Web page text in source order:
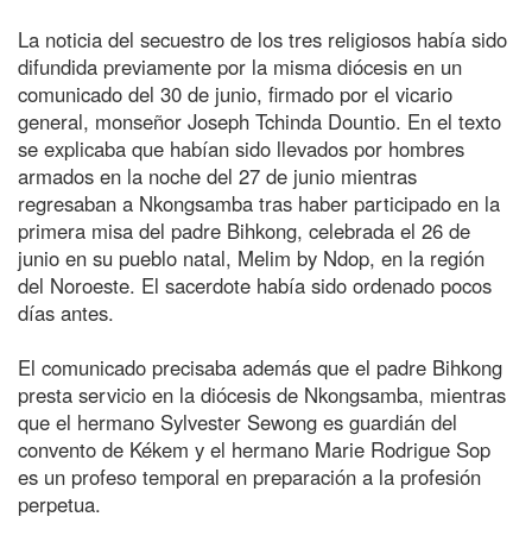
La noticia del secuestro de los tres religiosos había sido
difundida previamente por la misma diócesis en un
comunicado del 30 de junio, firmado por el vicario
general, monseñor Joseph Tchinda Dountio. En el texto
se explicaba que habían sido llevados por hombres
armados en la noche del 27 de junio mientras
regresaban a Nkongsamba tras haber participado en la
primera misa del padre Bihkong, celebrada el 26 de
junio en su pueblo natal, Melim by Ndop, en la región
del Noroeste. El sacerdote había sido ordenado pocos
días antes.
El comunicado precisaba además que el padre Bihkong
presta servicio en la diócesis de Nkongsamba, mientras
que el hermano Sylvester Sewong es guardián del
convento de Kékem y el hermano Marie Rodrigue Sop
es un profeso temporal en preparación a la profesión
perpetua.